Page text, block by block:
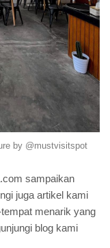
by @mustvisitspot
sampaikan
juga artikel kami
menarik yang
blog kami